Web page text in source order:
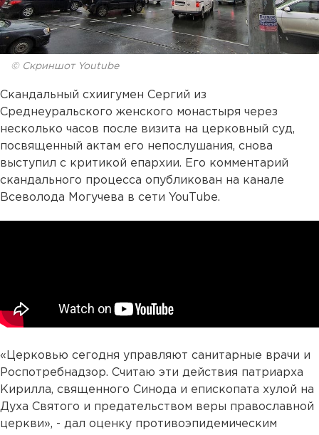
© Скриншот Youtube
Скандальный схиигумен Сергий из
Среднеуральского женского монастыря через
несколько часов после визита на церковный суд,
посвященный актам его непослушания, снова
выступил с критикой епархии. Его комментарий
скандального процесса опубликован на канале
Всеволода Могучева в сети YouТube.
«Церковью сегодня управляют санитарные врачи и
Роспотребнадзор. Считаю эти действия патриарха
Кирилла, священного Синода и епископата хулой на
Духа Святого и предательством веры православной
церкви», - дал оценку противоэпидемическим